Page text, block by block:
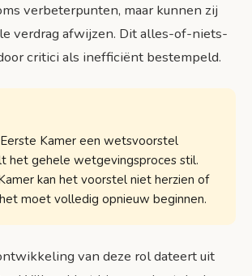
verbeterpunten, maar kunnen zij
verdrag afwijzen. Dit alles-of-niets-
critici als inefficiënt bestempeld.
Kamer een wetsvoorstel
het gehele wetgevingsproces stil.
kan het voorstel niet herzien of
moet volledig opnieuw beginnen.
van deze rol dateert uit